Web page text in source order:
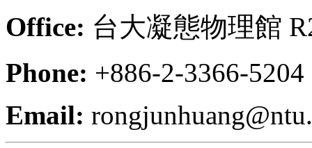
Office: 台大凝態物理館
Phone: +886-2-3366-5204
Email: